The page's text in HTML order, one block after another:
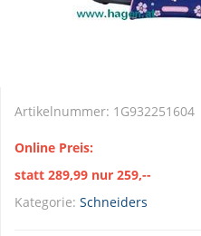
Artikelnummer: 1G932251604
Online Preis:
statt 289,99 nur 259,--
Kategorie: Schneiders